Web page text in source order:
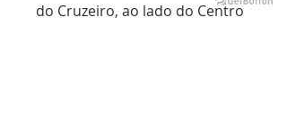
do Cruzeiro, ao lado do Centro